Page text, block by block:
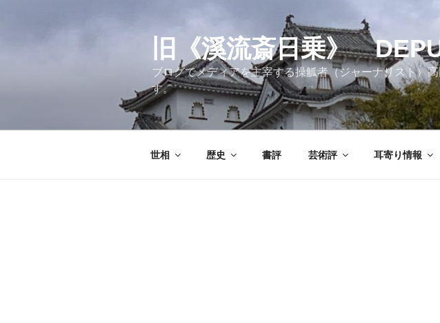
旧《溪流斎日乗》
ブログでメディアを主宰する操觚者（ジャーナリスト）
す。
世相 歴史 書評 芸術評 耳寄り情報